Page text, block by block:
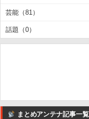
芸能（81）
話題（0）
まとめアンテナ記事一覧